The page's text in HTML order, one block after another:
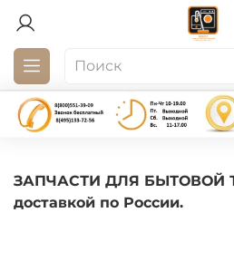
ЗАПЧАСТИ ДЛЯ БЫТОВОЙ
доставкой по